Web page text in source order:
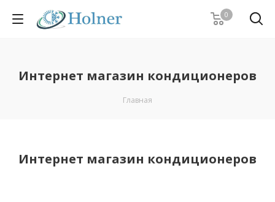
0
Интернет магазин кондиционеров
Главная
Интернет магазин кондиционеров